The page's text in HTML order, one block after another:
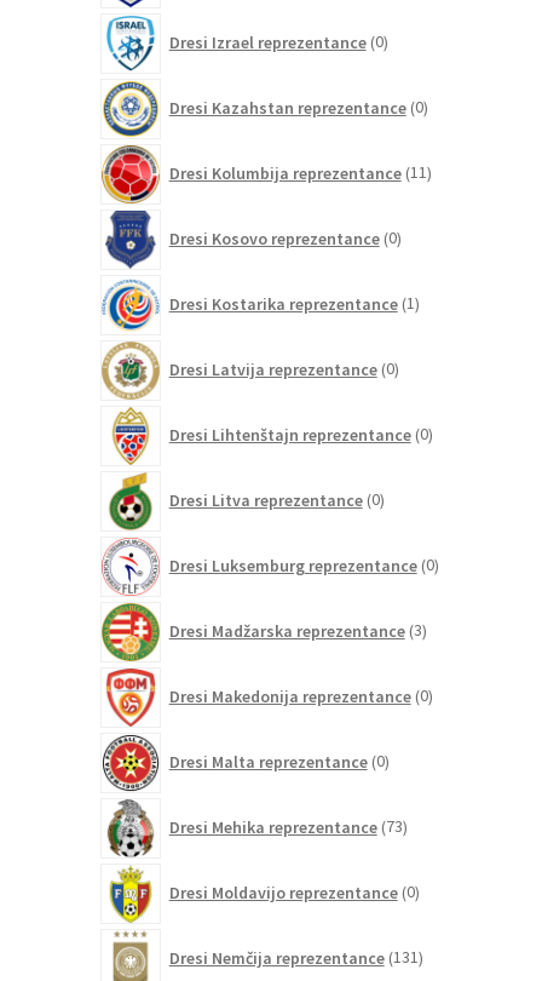
Dresi Izrael reprezentance 0izdelkov
Dresi Kazahstan reprezentance 0izdelkov
Dresi Kolumbija reprezentance 11izdelkov
Dresi Kosovo reprezentance 0izdelkov
Dresi Kostarika reprezentance 1izdelek
Dresi Latvija reprezentance 0izdelkov
Dresi Lihtenštajn reprezentance 0izdelkov
Dresi Litva reprezentance 0izdelkov
Dresi Luksemburg reprezentance 0izdelkov
Dresi Madžarska reprezentance 3izdelki
Dresi Makedonija reprezentance 0izdelkov
Dresi Malta reprezentance 0izdelkov
Dresi Mehika reprezentance 73izdelkov
Dresi Moldavijo reprezentance 0izdelkov
Dresi Nemčija reprezentance 131izdelkov